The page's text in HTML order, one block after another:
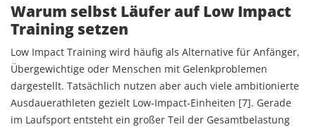
Warum selbst Läufer auf Low Impact
Training setzen
Low Impact Training wird häufig als Alternative für Anfänger,
Übergewichtige oder Menschen mit Gelenkproblemen
dargestellt. Tatsächlich nutzen aber auch viele ambitionierte
Ausdauerathleten gezielt Low-Impact-Einheiten [7]. Gerade
im Laufsport entsteht ein großer Teil der Gesamtbelastung